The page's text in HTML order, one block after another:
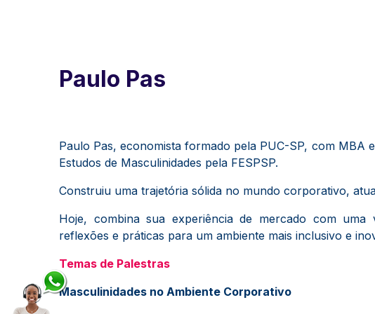
Paulo Pas
Paulo Pas, economista formado pela PUC-SP, com MBA
Estudos de Masculinidades pela FESPSP.
Construiu uma trajetória sólida no mundo corporativo,
Hoje, combina sua experiência de mercado com uma
reflexões e práticas para um ambiente mais inclusivo e
Temas de Palestras
Masculinidades no Ambiente Corporativo